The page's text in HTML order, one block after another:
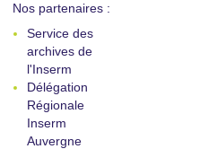
Nos partenaires :
Service des
archives de
l'Inserm
Délégation
Régionale
Inserm
Auvergne